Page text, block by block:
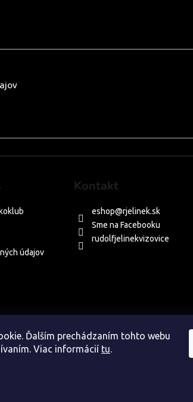
Ďalším prechádzaním tohto webu
Viac informácií tu.
údajov
Kontakt
eshop@rjelinek.sk
Sme na Facebooku
rudolfjelinekvizovice